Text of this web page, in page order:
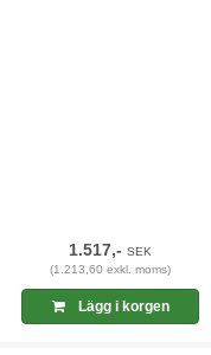
1.517,-SEK
(1.213,60 exkl. moms)
Lägg i korgen